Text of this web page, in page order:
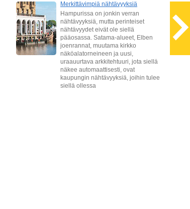
Merkittävimpiä nähtävyyksiä
Hampurissa on jonkin verran
nähtävyyksiä, mutta perinteiset
nähtävyydet eivät ole siellä
pääosassa. Satama-alueet, Elben
joenrannat, muutama kirkko
näköalatorneineen ja uusi,
uraauurtava arkkitehtuuri, jota siellä
näkee automaattisesti, ovat
kaupungin nähtävyyksiä, joihin tulee
siellä ollessa